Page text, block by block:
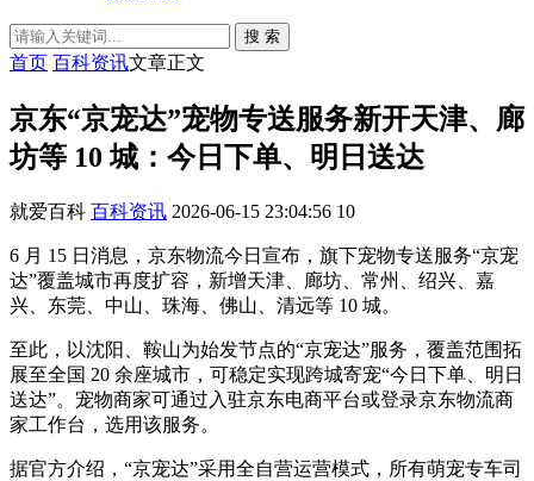
搜 索
首页 百科资讯文章正文
京东“京宠达”宠物专送服务新开天津、廊
坊等 10 城：今日下单、明日送达
就爱百科 百科资讯 2026-06-15 23:04:56 10
6 月 15 日消息，京东物流今日宣布，旗下宠物专送服务“京宠
达”覆盖城市再度扩容，新增天津、廊坊、常州、绍兴、嘉
兴、东莞、中山、珠海、佛山、清远等 10 城。
至此，以沈阳、鞍山为始发节点的“京宠达”服务，覆盖范围拓
展至全国 20 余座城市，可稳定实现跨城寄宠“今日下单、明日
送达”。宠物商家可通过入驻京东电商平台或登录京东物流商
家工作台，选用该服务。
据官方介绍，“京宠达”采用全自营运营模式，所有萌宠专车司